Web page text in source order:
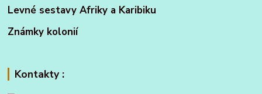
Levné sestavy Afriky a Karibiku
Známky kolonií
Kontakty :